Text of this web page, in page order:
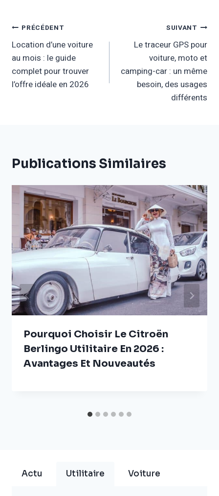
Navigation
De
L’article
PRÉCÉDENT
Location d’une voiture
au mois : le guide
complet pour trouver
l’offre idéale en 2026
SUIVANT
Le traceur GPS pour
voiture, moto et
camping-car : un même
besoin, des usages
différents
Publications Similaires
Pourquoi Choisir Le Citroën
Berlingo Utilitaire En 2026 :
Avantages Et Nouveautés
Actu Utilitaire Voiture